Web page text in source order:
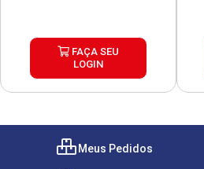
FAÇA SEU
LOGIN
Meus Pedidos